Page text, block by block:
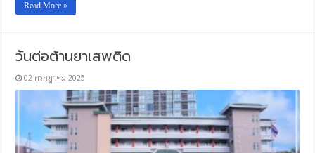
Read More »
วันต่อต้านยาเสพติด
02 กรกฎาคม 2025